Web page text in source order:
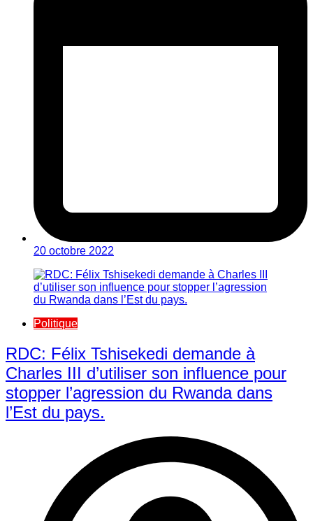
20 octobre 2022
Politique
RDC: Félix Tshisekedi demande à
Charles III d’utiliser son influence pour
stopper l’agression du Rwanda dans
l’Est du pays.